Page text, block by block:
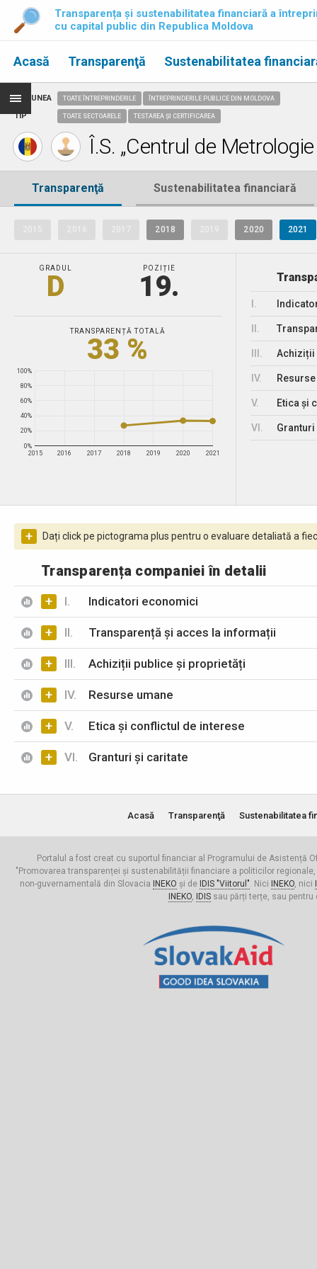
Transparența și sustenabilitatea financiară a
cu capital public din Republica Moldova
Acasă Transparenţă Sustenabilitatea
REGIUNEA
TIP
TOATE ÎNTREPRINDERILE ÎNTREPRINDERILE PUBLICE DIN MOLDOVA
TOATE SECTOARELE TESTAREA ȘI CERTIFICAREA
Î.S. „Centrul de
Transparenţă Sustenabilitatea financiară
2018 2020 2021
GRADUL
D
POZIȚIE
19.
TRANSPARENȚĂ TOTALĂ
33 %
2015 2016 2017 2018 2019 2020 2021
0%
20%
40%
60%
80%
100%
Achiziții
IV.
V. Etica și
VI.
+ Dați click pe pictograma plus pentru o evaluare detaliată a
Transparența companiei în detalii
+ I. Indicatori economici
+ II. Transparență și acces la informații
+ III. Achiziții publice și proprietăți
+ IV. Resurse umane
+ V. Etica și conflictul de interese
+ VI. Granturi și caritate
Acasă Transparenţă Sustenabilitatea
Portalul a fost creat cu suportul financiar al Programului de Asistență
"Promovarea transparenței și sustenabilității financiare a politicilor
non-guvernamentală din Slovacia
INEKO și de IDIS "Viitorul". Nici INEKO, nici
INEKO, IDISsau părți terțe, sau pentru